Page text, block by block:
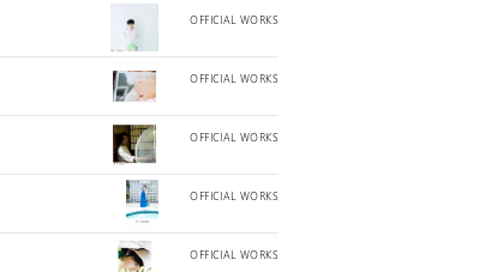
OFFICIAL WORKS
OFFICIAL WORKS
OFFICIAL WORKS
OFFICIAL WORKS
OFFICIAL WORKS